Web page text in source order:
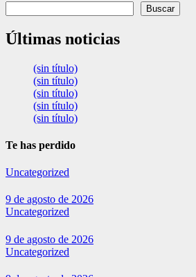
Buscar
Últimas noticias
(sin título)
(sin título)
(sin título)
(sin título)
(sin título)
Te has perdido
Uncategorized
9 de agosto de 2026
Uncategorized
9 de agosto de 2026
Uncategorized